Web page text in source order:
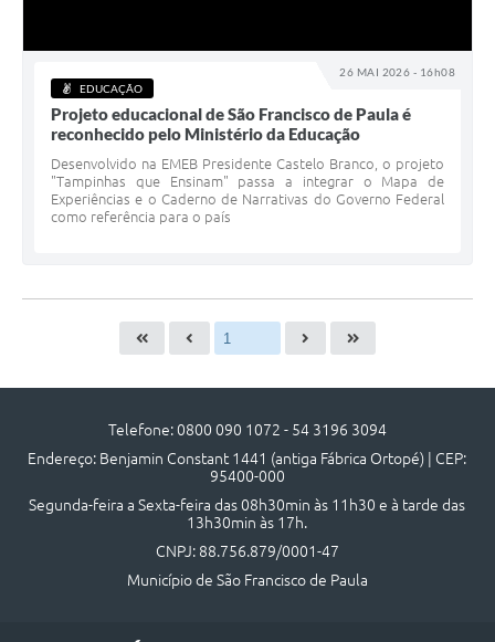
26 MAI 2026 - 16h08
EDUCAÇÃO
Projeto educacional de São Francisco de Paula é
reconhecido pelo Ministério da Educação
Desenvolvido na EMEB Presidente Castelo Branco, o projeto
"Tampinhas que Ensinam" passa a integrar o Mapa de
Experiências e o Caderno de Narrativas do Governo Federal
como referência para o país
Telefone: 0800 090 1072 - 54 3196 3094
Endereço: Benjamin Constant 1441 (antiga Fábrica Ortopé) | CEP:
95400-000
Segunda-feira a Sexta-feira das 08h30min às 11h30 e à tarde das
13h30min às 17h.
CNPJ: 88.756.879/0001-47
Município de São Francisco de Paula